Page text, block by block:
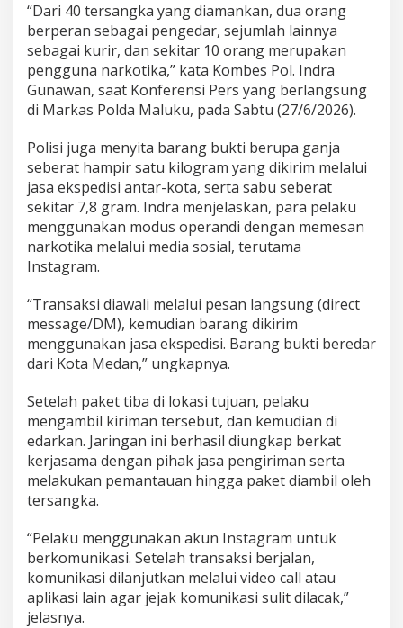
,
P
e
l
k
u
u
n
k
a
n
I
a
g
r
a
m
n
t
u
k
B
e
r
a
n
s
a
“Dari 40 tersangka yang diamankan, dua orang
berperan sebagai pengedar, sejumlah lainnya
sebagai kurir, dan sekitar 10 orang merupakan
pengguna narkotika,” kata Kombes Pol. Indra
Gunawan, saat Konferensi Pers yang berlangsung
di Markas Polda Maluku, pada Sabtu (27/6/2026).
Polisi juga menyita barang bukti berupa ganja
seberat hampir satu kilogram yang dikirim melalui
jasa ekspedisi antar-kota, serta sabu seberat
sekitar 7,8 gram. Indra menjelaskan, para pelaku
menggunakan modus operandi dengan memesan
narkotika melalui media sosial, terutama
Instagram.
“Transaksi diawali melalui pesan langsung (direct
message/DM), kemudian barang dikirim
menggunakan jasa ekspedisi. Barang bukti beredar
dari Kota Medan,” ungkapnya.
Setelah paket tiba di lokasi tujuan, pelaku
mengambil kiriman tersebut, dan kemudian di
edarkan. Jaringan ini berhasil diungkap berkat
kerjasama dengan pihak jasa pengiriman serta
melakukan pemantauan hingga paket diambil oleh
tersangka.
“Pelaku menggunakan akun Instagram untuk
berkomunikasi. Setelah transaksi berjalan,
komunikasi dilanjutkan melalui video call atau
aplikasi lain agar jejak komunikasi sulit dilacak,”
jelasnya.